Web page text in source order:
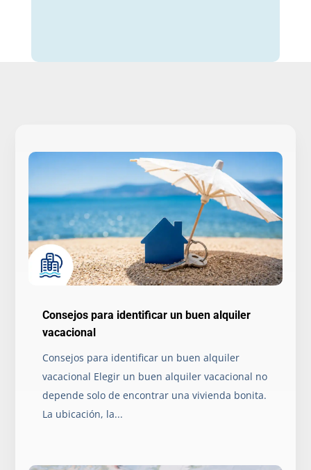
Consejos para identificar un buen alquiler
vacacional
Consejos para identificar un buen alquiler
vacacional Elegir un buen alquiler vacacional no
depende solo de encontrar una vivienda bonita.
La ubicación, la...